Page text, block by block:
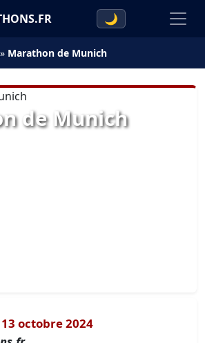
🌙
» Marathon de Munich
de Munich
octobre 2024